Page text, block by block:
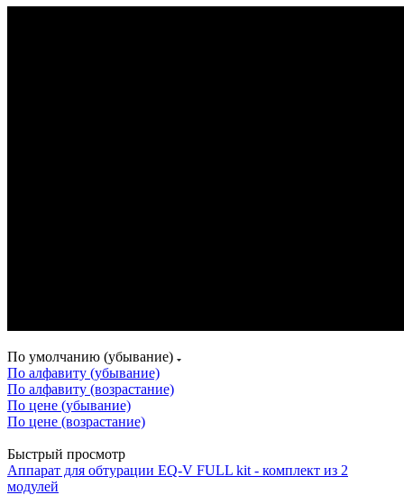
По умолчанию (убывание)
По алфавиту (убывание)
По алфавиту (возрастание)
По цене (убывание)
По цене (возрастание)
Быстрый просмотр
Аппарат для обтурации EQ-V FULL kit - комплект из 2
модулей